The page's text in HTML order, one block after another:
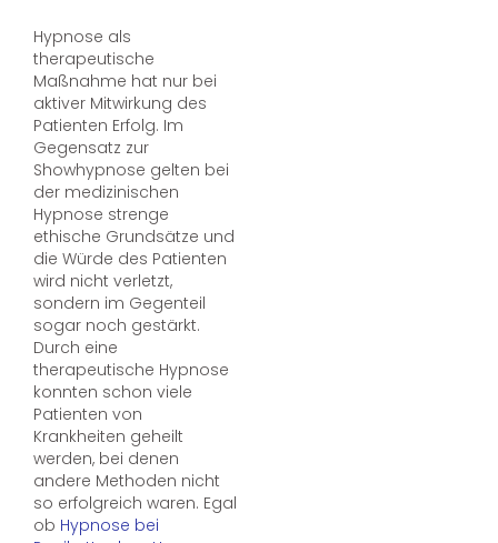
Hypnose als
therapeutische
Maßnahme hat nur bei
aktiver Mitwirkung des
Patienten Erfolg. Im
Gegensatz zur
Showhypnose gelten bei
der medizinischen
Hypnose strenge
ethische Grundsätze und
die Würde des Patienten
wird nicht verletzt,
sondern im Gegenteil
sogar noch gestärkt.
Durch eine
therapeutische Hypnose
konnten schon viele
Patienten von
Krankheiten geheilt
werden, bei denen
andere Methoden nicht
so erfolgreich waren. Egal
ob Hypnose bei